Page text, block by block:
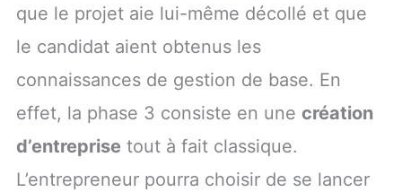
que le projet aie lui-même décollé et que
le candidat aient obtenus les
connaissances de gestion de base. En
effet, la phase 3 consiste en une création
d’entreprise tout à fait classique.
L’entrepreneur pourra choisir de se lancer